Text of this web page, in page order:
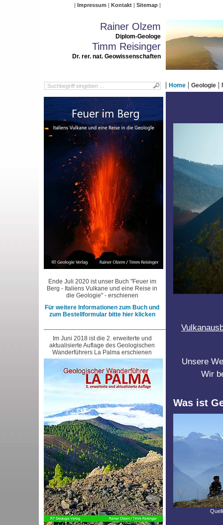
Impressum Kontakt Sitemap
Rainer Olzem
Diplom-Geologe
Timm Reisinger
Dr. rer. nat. Geowissenschaften
Home Geologie
Ende Juli 2020 ist unser Buch "Feuer im
Berg - Italiens Vulkane und eine Reise in
die Geologie" - erschienen
Für weitere Informationen zum Buch und
zum Bestellformular bitte hier klicken
Im Juni 2018 ist die 2. erweiterte und
aktualisierte Auflage des Geologischen
Wanderführers La Palma erschienen
Unsere
Wir
Was ist